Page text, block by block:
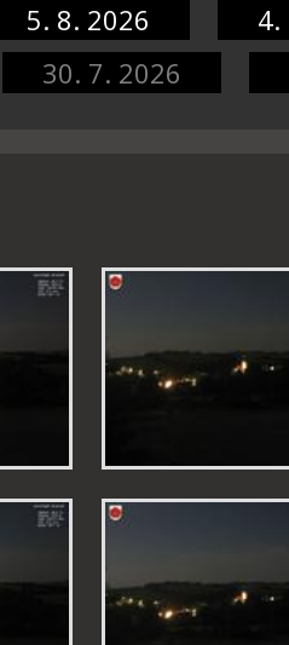
5. 8. 2026 4.
30. 7. 2026